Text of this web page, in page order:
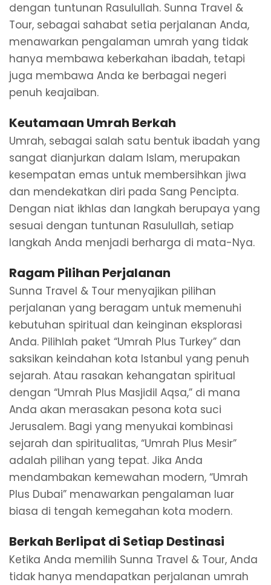
dengan tuntunan Rasulullah. Sunna Travel &
Tour, sebagai sahabat setia perjalanan Anda,
menawarkan pengalaman umrah yang tidak
hanya membawa keberkahan ibadah, tetapi
juga membawa Anda ke berbagai negeri
penuh keajaiban.
Keutamaan Umrah Berkah
Umrah, sebagai salah satu bentuk ibadah yang
sangat dianjurkan dalam Islam, merupakan
kesempatan emas untuk membersihkan jiwa
dan mendekatkan diri pada Sang Pencipta.
Dengan niat ikhlas dan langkah berupaya yang
sesuai dengan tuntunan Rasulullah, setiap
langkah Anda menjadi berharga di mata-Nya.
Ragam Pilihan Perjalanan
Sunna Travel & Tour menyajikan pilihan
perjalanan yang beragam untuk memenuhi
kebutuhan spiritual dan keinginan eksplorasi
Anda. Pilihlah paket “Umrah Plus Turkey” dan
saksikan keindahan kota Istanbul yang penuh
sejarah. Atau rasakan kehangatan spiritual
dengan “Umrah Plus Masjidil Aqsa,” di mana
Anda akan merasakan pesona kota suci
Jerusalem. Bagi yang menyukai kombinasi
sejarah dan spiritualitas, “Umrah Plus Mesir”
adalah pilihan yang tepat. Jika Anda
mendambakan kemewahan modern, “Umrah
Plus Dubai” menawarkan pengalaman luar
biasa di tengah kemegahan kota modern.
Berkah Berlipat di Setiap Destinasi
Ketika Anda memilih Sunna Travel & Tour, Anda
tidak hanya mendapatkan perjalanan umrah